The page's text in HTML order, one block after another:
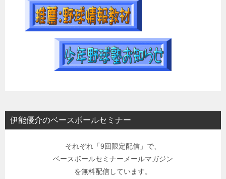
伊能優介のベースボールセミナー
それぞれ「9回限定配信」で、
ベースボールセミナーメールマガジン
を無料配信しています。